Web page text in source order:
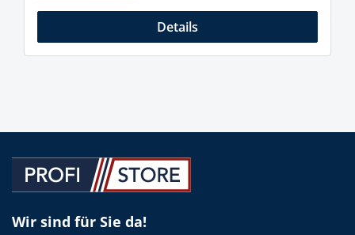
Details
Wir sind für Sie da!